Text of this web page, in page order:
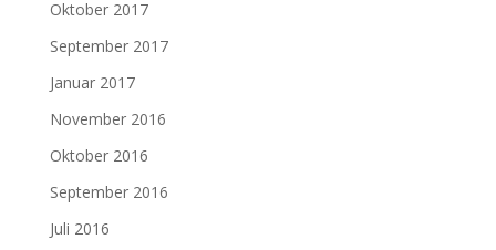
Oktober 2017
September 2017
Januar 2017
November 2016
Oktober 2016
September 2016
Juli 2016